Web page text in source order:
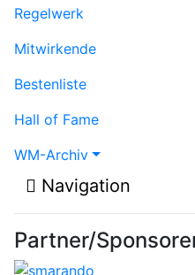
Regelwerk
Mitwirkende
Bestenliste
Hall of Fame
WM-Archiv
Navigation
Partner/